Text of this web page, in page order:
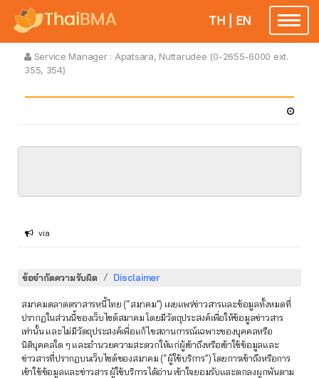
Toggle
TH EN
Service Manager : Apatsara, Nuttarudee (0-2655-6000 ext.
355, 354)
via
ข้อจำกัดความรับผิด / Disclaimer
สมาคมตลาดตราสารหนี้ไทย (“สมาคม”) เผยแพร่ข่าวสารและข้อมูลทั้งหมดที่
ปรากฏในส่วนนี้ของเว็บไซต์สมาคม โดยมีวัตถุประสงค์เพื่อให้ข้อมูลข่าวสาร
เท่านั้น และไม่มีวัตถุประสงค์เพื่อแก้ไขสถานการณ์เฉพาะของบุคคลหรือ
นิติบุคคลใด ๆ และอำนวยความสะดวกให้แก่ผู้เข้าถึงหรือเข้าใช้ข้อมูลและ
ข่าวสารที่ปรากฏบนเว็บไซต์ของสมาคม (“ผู้ใช้บริการ”) โดยการเข้าถึงหรือการ
เข้าใช้ข้อมูลและข่าวสาร ผู้ใช้บริการได้อ่าน เข้าใจยอมรับและตกลงผูกพันตาม